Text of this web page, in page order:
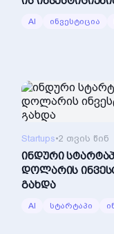
AI ინვესტიცია
Startups•2 თვის წინ
ინდური
დოლარის
გახდა
AI სტარტაპი